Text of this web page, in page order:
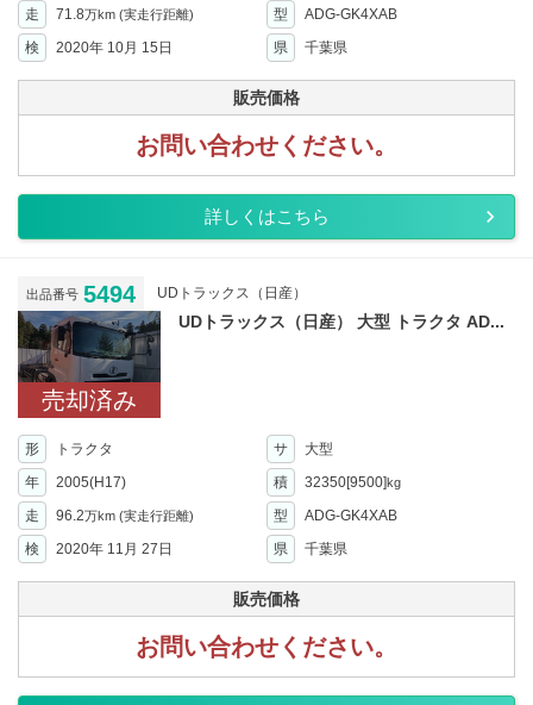
走 71.8万km (実走行距離) 型
ADG-GK4XAB
検
2020年 10月 15日 県 千葉県
販売価格
お問い合わせください。
詳しくはこちら
出品番号 5494 UDトラックス（日産）
売却済み
UDトラックス（日産） 大型 トラクタ AD...
形 トラクタ サ
大型
年
2005(H17) 積 32350[9500]kg
走 96.2万km (実走行距離) 型
ADG-GK4XAB
検
2020年 11月 27日 県 千葉県
販売価格
お問い合わせください。